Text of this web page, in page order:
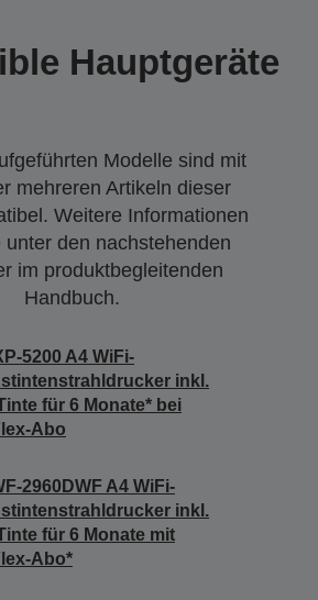
Hauptgeräte
Modelle sind mit
mehreren Artikeln dieser
Weitere Informationen
unter den nachstehenden
im produktbegleitenden
Handbuch.
5200 A4 WiFi-
inkl.
für 6 Monate* bei
Abo
2960DWF A4 WiFi-
inkl.
für 6 Monate mit
Abo*